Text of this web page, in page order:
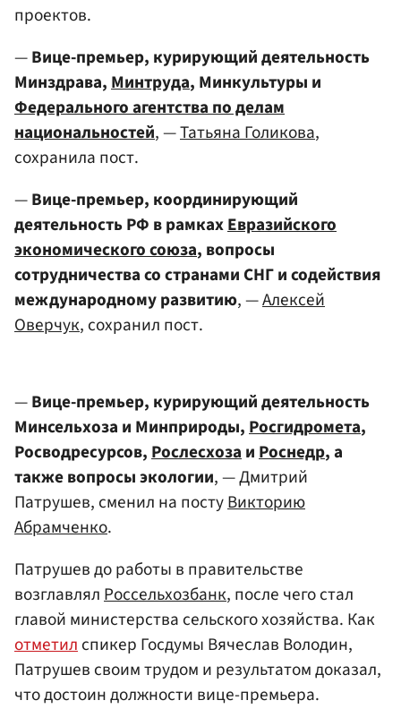
проектов.
—Вице-премьер, курирующий деятельность
Минздрава,Минтруда, Минкультуры и
Федерального агентства по делам
национальностей, —Татьяна Голикова,
сохранила пост.
—Вице-премьер, координирующий
деятельность РФ в рамкахЕвразийского
экономического союза, вопросы
сотрудничества со странами СНГ и содействия
международному развитию, —Алексей
Оверчук, сохранил пост.
—Вице-премьер, курирующий деятельность
Минсельхоза и Минприроды,Росгидромета,
Росводресурсов,РослесхозаиРоснедр, а
также вопросы экологии, — Дмитрий
Патрушев, сменил на постуВикторию
Абрамченко.
Патрушев до работы в правительстве
возглавлялРоссельхозбанк, после чего стал
главой министерства сельского хозяйства. Как
отметилспикер Госдумы Вячеслав Володин,
Патрушев своим трудом и результатом доказал,
что достоин должности вице-премьера.